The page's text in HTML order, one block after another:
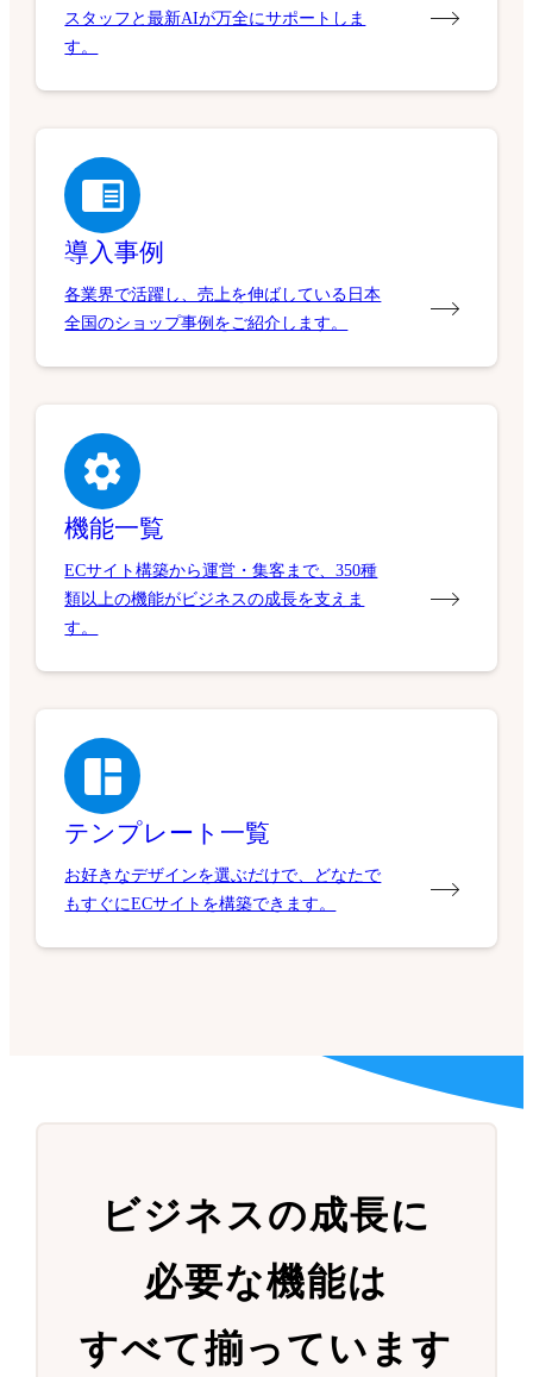
スタッフと最新AIが万全にサポートしま
す。
導入事例
各業界で活躍し、売上を伸ばしている日本
全国のショップ事例をご紹介します。
機能一覧
ECサイト構築から運営・集客まで、350種
類以上の機能がビジネスの成長を支えま
す。
テンプレート一覧
お好きなデザインを選ぶだけで、どなたで
もすぐにECサイトを構築できます。
ビジネスの成長に
必要な機能は
すべて揃っています